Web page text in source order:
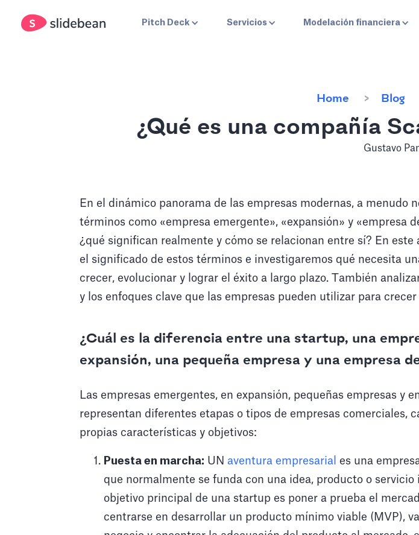
Pitch Deck Servicios Modelación financiera
Home Blog
¿Qué es una compañía
Gustavo
En el dinámico panorama de las empresas modernas, a menudo
términos como «empresa emergente», «expansión» y «empresa
¿qué significan realmente y cómo se relacionan entre sí? En este
el significado de estos términos e investigaremos qué necesita
crecer, evolucionar y lograr el éxito a largo plazo. También
y los enfoques clave que las empresas pueden utilizar para
¿Cuál es la diferencia entre una startup, una
expansión, una pequeña empresa y una empresa
Las empresas emergentes, en expansión, pequeñas empresas y
representan diferentes etapas o tipos de empresas comerciales,
propias características y objetivos:
Puesta en marcha: UN aventura empresarial
es una
que normalmente se funda con una idea, producto o servicio
objetivo principal de una startup es poner a prueba el
centrarse en desarrollar un producto mínimo viable (MVP),